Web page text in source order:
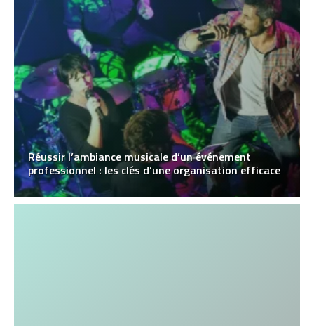
Réussir l’ambiance musicale d’un événement
professionnel : les clés d’une organisation efficace